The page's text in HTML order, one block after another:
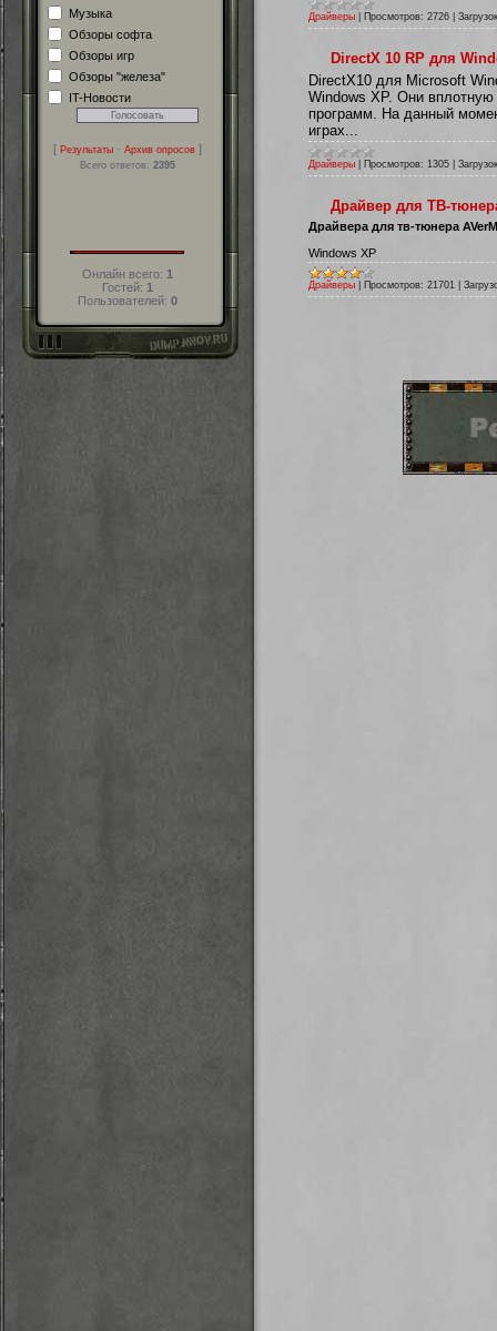
Музыка
Обзоры софта
Обзоры игр
Обзоры "железа"
IT-Новости
[ Результаты· Архив опросов]
Всего ответов: 2395
Онлайн всего: 1
Гостей: 1
Пользователей: 0
Драйверы Просмотров: 2726
DirectX 10 RP для
DirectX10 для Microsoft
Windows XP. Они
программ. На данный
играх...
Драйверы Просмотров: 1305
Драйвер для ТВ-
Драйвера для тв-тюнера
Windows XP
Драйверы Просмотров: 21701